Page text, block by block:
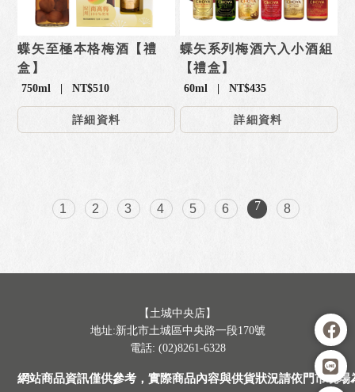
蝶矢至極本格梅酒【禮
盒】
750ml | NT$510
詳細資料
蝶矢系列梅酒六入小酒組
【禮盒】
60ml | NT$435
詳細資料
1 2 3 4 5 6 7 8
【土城中央店】
地址:新北市土城區中央路一段170號
電話: (02)8261-6328
網站商品資訊僅供參考，實際商品內容與供貨狀況請依門市現場